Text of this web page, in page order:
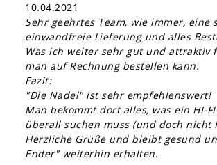
10.04.2021
Sehr geehrtes Team, wie immer, eine
einwandfreie Lieferung und alles
Was ich weiter sehr gut und attraktiv
man auf Rechnung bestellen kann.
Fazit:
"Die Nadel" ist sehr empfehlenswert!
Man bekommt dort alles, was ein HI-
überall suchen muss (und doch nicht
Herzliche Grüße und bleibt gesund
Ender" weiterhin erhalten.